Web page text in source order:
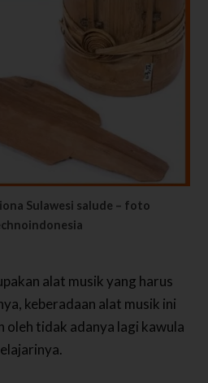
Sulawesi salude – foto
alat musik yang harus
keberadaan alat musik ini
oleh tidak adanya lagi kawula